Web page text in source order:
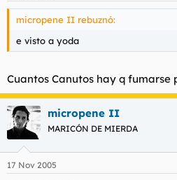
micropene II rebuznó:
e visto a yoda
Cuantos Canutos hay q fumarse
micropene II
MARICÓN DE MIERDA
17 Nov 2005